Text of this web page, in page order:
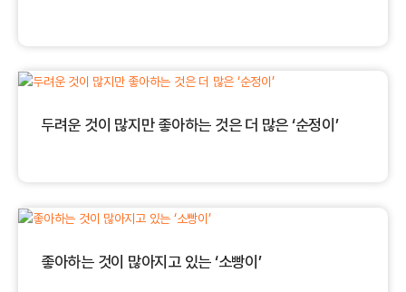
두려운 것이 많지만 좋아하는 것은 더 많은 ‘순정이’
좋아하는 것이 많아지고 있는 ‘소빵이’